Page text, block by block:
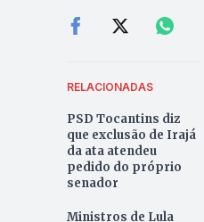
RELACIONADAS
PSD Tocantins diz
que exclusão de Irajá
da ata atendeu
pedido do próprio
senador
Ministros de Lula